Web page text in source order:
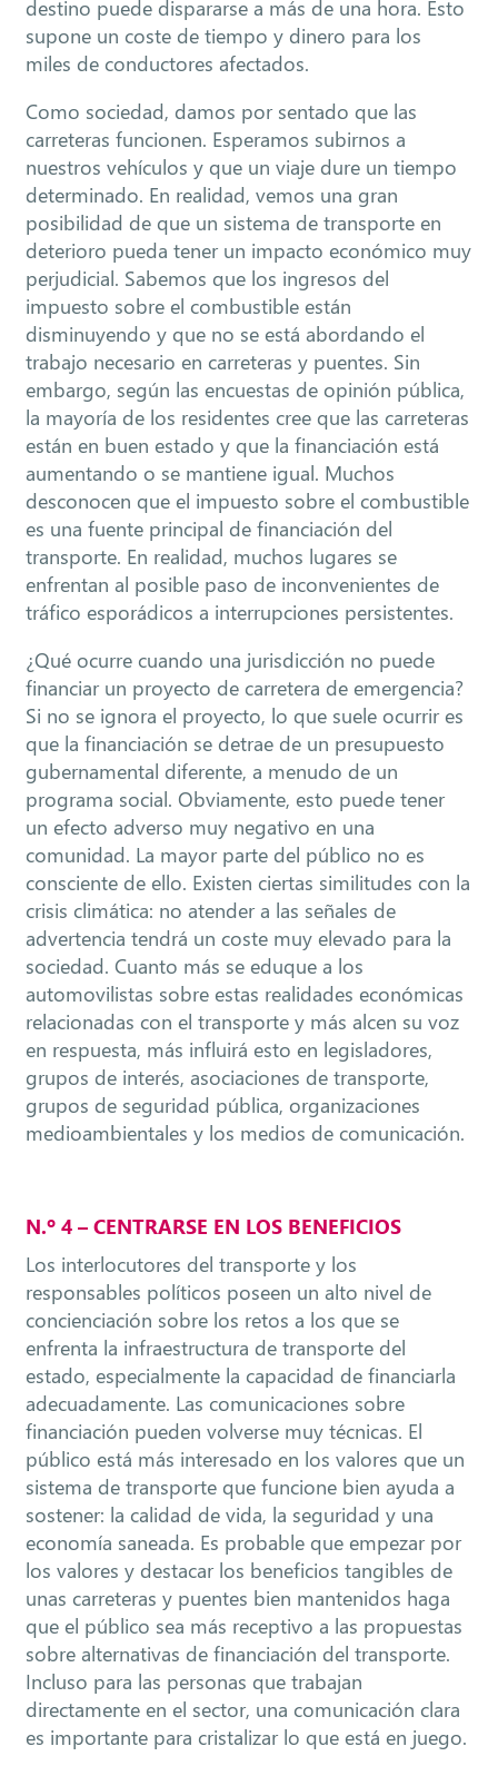
destino puede dispararse a más de una hora. Esto
supone un coste de tiempo y dinero para los
miles de conductores afectados.
Como sociedad, damos por sentado que las
carreteras funcionen. Esperamos subirnos a
nuestros vehículos y que un viaje dure un tiempo
determinado. En realidad, vemos una gran
posibilidad de que un sistema de transporte en
deterioro pueda tener un impacto económico muy
perjudicial. Sabemos que los ingresos del
impuesto sobre el combustible están
disminuyendo y que no se está abordando el
trabajo necesario en carreteras y puentes. Sin
embargo, según las encuestas de opinión pública,
la mayoría de los residentes cree que las carreteras
están en buen estado y que la financiación está
aumentando o se mantiene igual. Muchos
desconocen que el impuesto sobre el combustible
es una fuente principal de financiación del
transporte. En realidad, muchos lugares se
enfrentan al posible paso de inconvenientes de
tráfico esporádicos a interrupciones persistentes.
¿Qué ocurre cuando una jurisdicción no puede
financiar un proyecto de carretera de emergencia?
Si no se ignora el proyecto, lo que suele ocurrir es
que la financiación se detrae de un presupuesto
gubernamental diferente, a menudo de un
programa social. Obviamente, esto puede tener
un efecto adverso muy negativo en una
comunidad. La mayor parte del público no es
consciente de ello. Existen ciertas similitudes con la
crisis climática: no atender a las señales de
advertencia tendrá un coste muy elevado para la
sociedad. Cuanto más se eduque a los
automovilistas sobre estas realidades económicas
relacionadas con el transporte y más alcen su voz
en respuesta, más influirá esto en legisladores,
grupos de interés, asociaciones de transporte,
grupos de seguridad pública, organizaciones
medioambientales y los medios de comunicación.
N.º 4 – CENTRARSE EN LOS BENEFICIOS
Los interlocutores del transporte y los
responsables políticos poseen un alto nivel de
concienciación sobre los retos a los que se
enfrenta la infraestructura de transporte del
estado, especialmente la capacidad de financiarla
adecuadamente. Las comunicaciones sobre
financiación pueden volverse muy técnicas. El
público está más interesado en los valores que un
sistema de transporte que funcione bien ayuda a
sostener: la calidad de vida, la seguridad y una
economía saneada. Es probable que empezar por
los valores y destacar los beneficios tangibles de
unas carreteras y puentes bien mantenidos haga
que el público sea más receptivo a las propuestas
sobre alternativas de financiación del transporte.
Incluso para las personas que trabajan
directamente en el sector, una comunicación clara
es importante para cristalizar lo que está en juego.